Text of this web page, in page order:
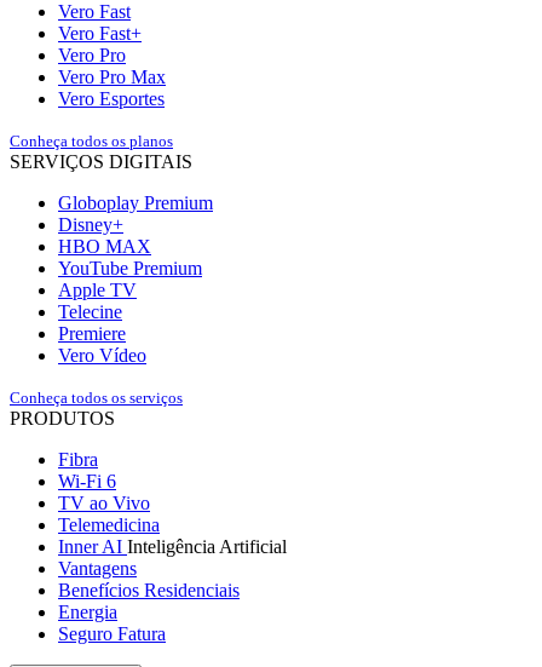
Vero Fast
Vero Fast+
Vero Pro
Vero Pro Max
Vero Esportes
Conheça todos os planos
SERVIÇOS DIGITAIS
Globoplay Premium
Disney+
HBO MAX
YouTube Premium
Apple TV
Telecine
Premiere
Vero Vídeo
Conheça todos os serviços
PRODUTOS
Fibra
Wi-Fi 6
TV ao Vivo
Telemedicina
Inner AI Inteligência Artificial
Vantagens
Benefícios Residenciais
Energia
Seguro Fatura